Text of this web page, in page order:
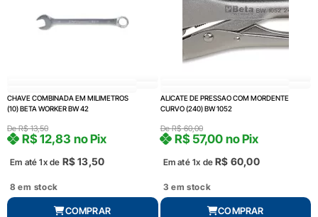
CHAVE COMBINADA EM MILIMETROS
(10) BETA WORKER BW 42
DeR$13,50
Em até 1x de R$13,50
R$12,83 no Pix
8 em stock
COMPRAR
ALICATE DE PRESSAO COM MORDENTE
CURVO (240) BW 1052
DeR$60,00
Em até 1x de R$ 60,00
R$ 57,00 no Pix
3 em stock
COMPRAR